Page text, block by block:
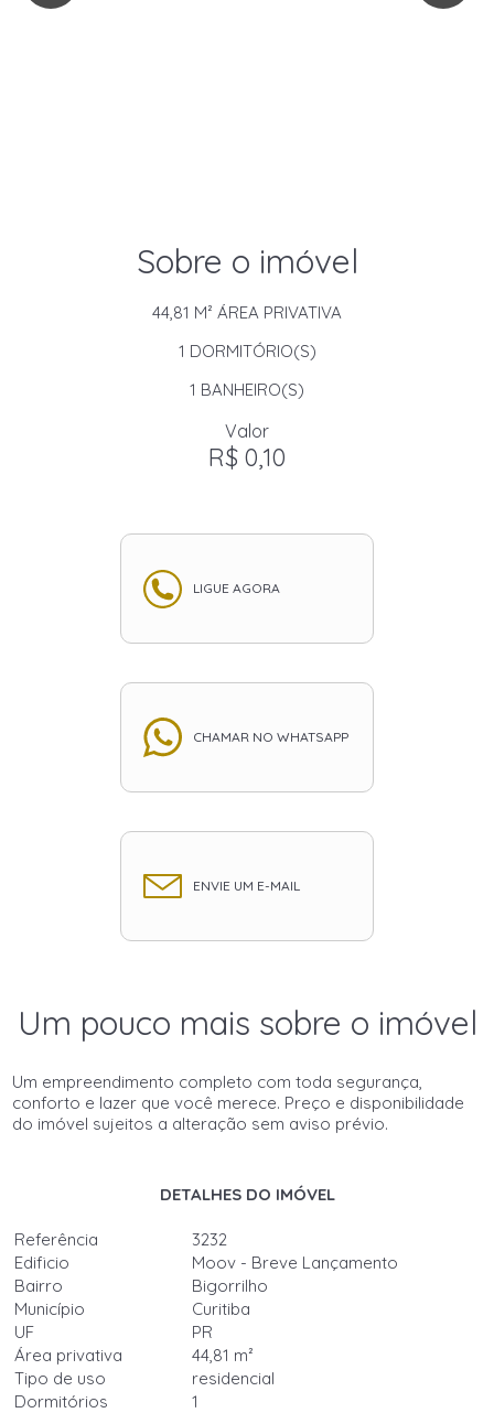
Sobre o imóvel
44,81 M² ÁREA PRIVATIVA
1 DORMITÓRIO(S)
1 BANHEIRO(S)
Valor
R$ 0,10
LIGUE AGORA
CHAMAR NO WHATSAPP
ENVIE UM E-MAIL
Um pouco mais sobre o imóvel
Um empreendimento completo com toda segurança,
conforto e lazer que você merece. Preço e disponibilidade
do imóvel sujeitos a alteração sem aviso prévio.
DETALHES DO IMÓVEL
Referência
3232
Edificio
Moov - Breve Lançamento
Bairro
Bigorrilho
Município
Curitiba
UF
PR
Área privativa
44,81 m²
Tipo de uso
residencial
Dormitórios
1